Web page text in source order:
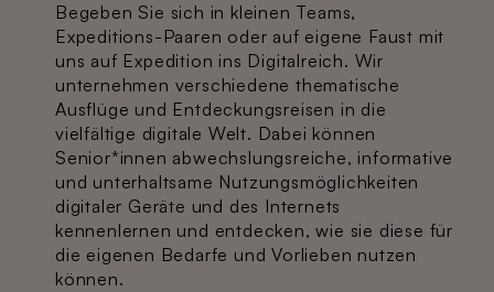
Begeben Sie sich in kleinen Teams,
Expeditions-Paaren oder auf eigene Faust mit
uns auf Expedition ins Digitalreich. Wir
unternehmen verschiedene thematische
Ausflüge und Entdeckungsreisen in die
vielfältige digitale Welt. Dabei können
Senior*innen abwechslungsreiche, informative
und unterhaltsame Nutzungsmöglichkeiten
digitaler Geräte und des Internets
kennenlernen und entdecken, wie sie diese für
die eigenen Bedarfe und Vorlieben nutzen
können.